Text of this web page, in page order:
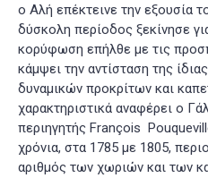
ο Αλή επέκτεινε την εξουσία
δύσκολη περίοδος ξεκίνησε
κορύφωση επήλθε με τις
κάμψει την αντίσταση της
δυναμικών προκρίτων και
χαρακτηριστικά αναφέρει ο
περιηγητής François
χρόνια, στα 1785 με 1805,
αριθμός των χωριών και των